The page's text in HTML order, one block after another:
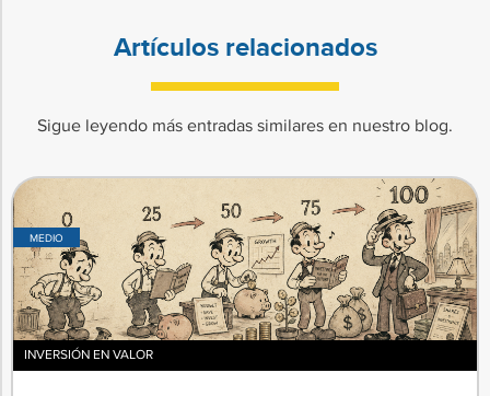
Artículos relacionados
Sigue leyendo más entradas similares en nuestro blog.
MEDIO
INVERSIÓN EN VALOR